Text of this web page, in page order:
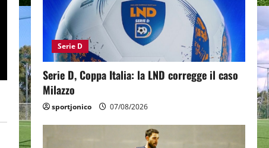
Serie D
Serie D, Coppa Italia: la LND corregge il caso
Milazzo
sportjonico 07/08/2026